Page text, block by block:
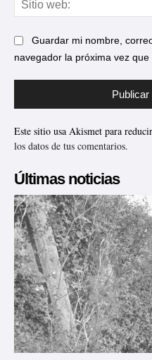
Guardar mi nombre,
navegador la próxima vez que
Este sitio usa Akismet para
los datos de tus comentarios.
Últimas noticias